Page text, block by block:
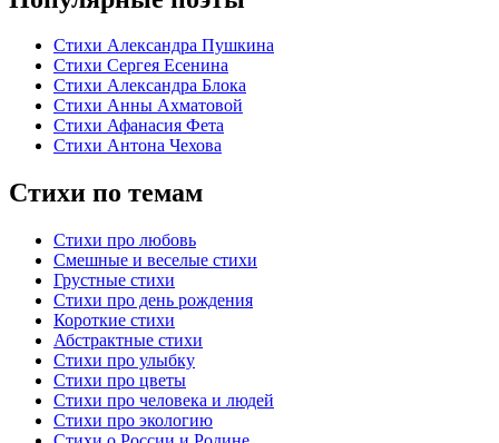
Стихи Александра Пушкина
Стихи Сергея Есенина
Стихи Александра Блока
Стихи Анны Ахматовой
Стихи Афанасия Фета
Стихи Антона Чехова
Стихи по темам
Стихи про любовь
Смешные и веселые стихи
Грустные стихи
Стихи про день рождения
Короткие стихи
Абстрактные стихи
Стихи про улыбку
Стихи про цветы
Стихи про человека и людей
Стихи про экологию